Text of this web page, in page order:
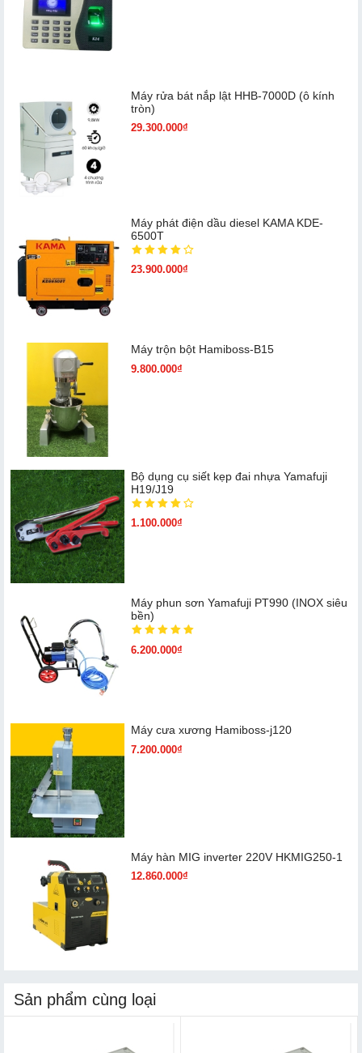
Máy rửa bát nắp lật HHB-7000D (ô kính
tròn)
29.300.000₫
Máy phát điện dầu diesel KAMA KDE-
6500T
23.900.000₫
Máy trộn bột Hamiboss-B15
9.800.000₫
Bộ dụng cụ siết kẹp đai nhựa Yamafuji
H19/J19
1.100.000₫
Máy phun sơn Yamafuji PT990 (INOX siêu
bền)
6.200.000₫
Máy cưa xương Hamiboss-j120
7.200.000₫
Máy hàn MIG inverter 220V HKMIG250-1
12.860.000₫
Sản phẩm cùng loại